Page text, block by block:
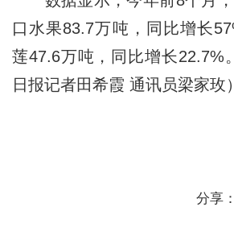
口水果83.7万吨，同比增长
莲47.6万吨，同比增长22.7%
日报记者田希霞 通讯员梁家玫）
分享：